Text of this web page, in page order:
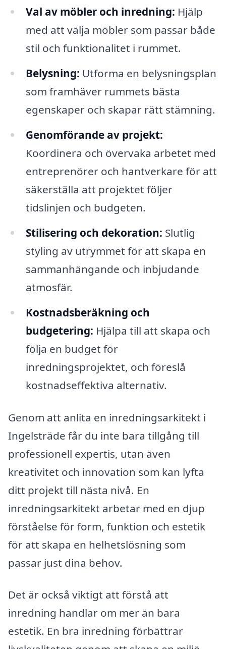
Val av möbler och inredning: Hjälp
med att välja möbler som passar både
stil och funktionalitet i rummet.
Belysning: Utforma en belysningsplan
som framhäver rummets bästa
egenskaper och skapar rätt stämning.
Genomförande av projekt:
Koordinera och övervaka arbetet med
entreprenörer och hantverkare för att
säkerställa att projektet följer
tidslinjen och budgeten.
Stilisering och dekoration: Slutlig
styling av utrymmet för att skapa en
sammanhängande och inbjudande
atmosfär.
Kostnadsberäkning och
budgetering: Hjälpa till att skapa och
följa en budget för
inredningsprojektet, och föreslå
kostnadseffektiva alternativ.
Genom att anlita en inredningsarkitekt i
Ingelsträde får du inte bara tillgång till
professionell expertis, utan även
kreativitet och innovation som kan lyfta
ditt projekt till nästa nivå. En
inredningsarkitekt arbetar med en djup
förståelse för form, funktion och estetik
för att skapa en helhetslösning som
passar just dina behov.
Det är också viktigt att förstå att
inredning handlar om mer än bara
estetik. En bra inredning förbättrar